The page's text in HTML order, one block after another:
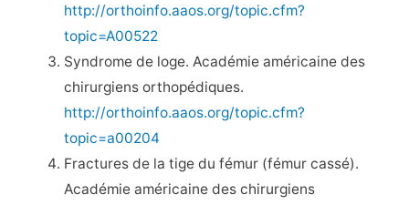
http://orthoinfo.aaos.org/topic.cfm?
topic=A00522
Syndrome de loge. Académie américaine des
chirurgiens orthopédiques.
http://orthoinfo.aaos.org/topic.cfm?
topic=a00204
Fractures de la tige du fémur (fémur cassé).
Académie américaine des chirurgiens